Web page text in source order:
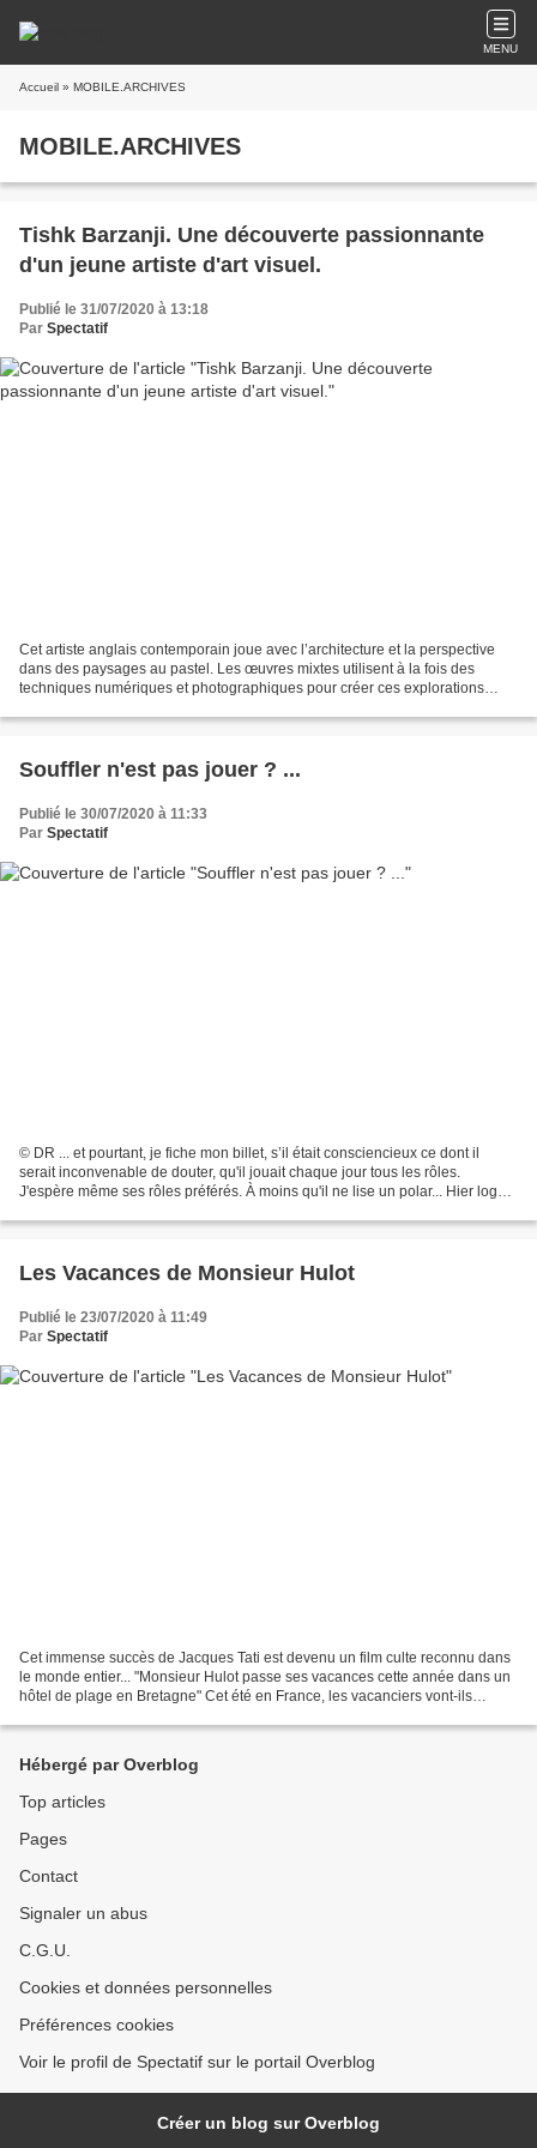
MENU
Accueil » MOBILE.ARCHIVES
MOBILE.ARCHIVES
Tishk Barzanji. Une découverte passionnante
d'un jeune artiste d'art visuel.
Publié le 31/07/2020 à 13:18
Par Spectatif
Cet artiste anglais contemporain joue avec l’architecture et la perspective
dans des paysages au pastel. Les œuvres mixtes utilisent à la fois des
techniques numériques et photographiques pour créer ces explorations
Souffler n'est pas jouer ? ...
Publié le 30/07/2020 à 11:33
Par Spectatif
© DR ... et pourtant, je fiche mon billet, s’il était consciencieux ce dont il
serait inconvenable de douter, qu'il jouait chaque jour tous les rôles.
J'espère même ses rôles préférés. À moins qu'il ne lise un polar... Hier logé
Les Vacances de Monsieur Hulot
Publié le 23/07/2020 à 11:49
Par Spectatif
Cet immense succès de Jacques Tati est devenu un film culte reconnu dans
le monde entier... "Monsieur Hulot passe ses vacances cette année dans un
hôtel de plage en Bretagne" Cet été en France, les vacanciers vont-ils
Hébergé par Overblog
Top articles
Pages
Contact
Signaler un abus
C.G.U.
Cookies et données personnelles
Préférences cookies
Voir le profil de Spectatif sur le portail Overblog
Créer un blog sur Overblog